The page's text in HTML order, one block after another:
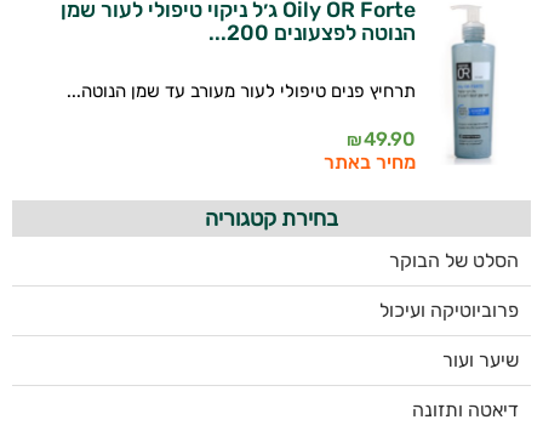
Oily OR Forte ג׳ל ניקוי טיפולי לעור שמן
הנוטה לפצעונים 200...
תרחיץ פנים טיפולי לעור מעורב עד שמן הנוטה...
49.90
₪
מחיר באתר
בחירת קטגוריה
הסלט של הבוקר
פרוביוטיקה ועיכול
שיער ועור
דיאטה ותזונה